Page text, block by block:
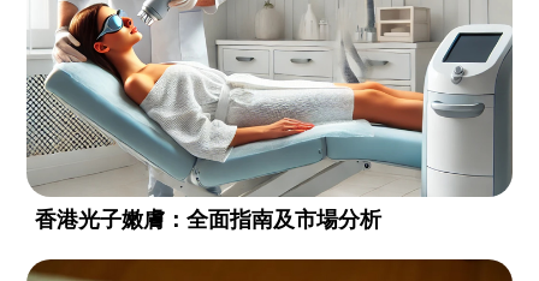
香港光子嫩膚：全面指南及市場分析